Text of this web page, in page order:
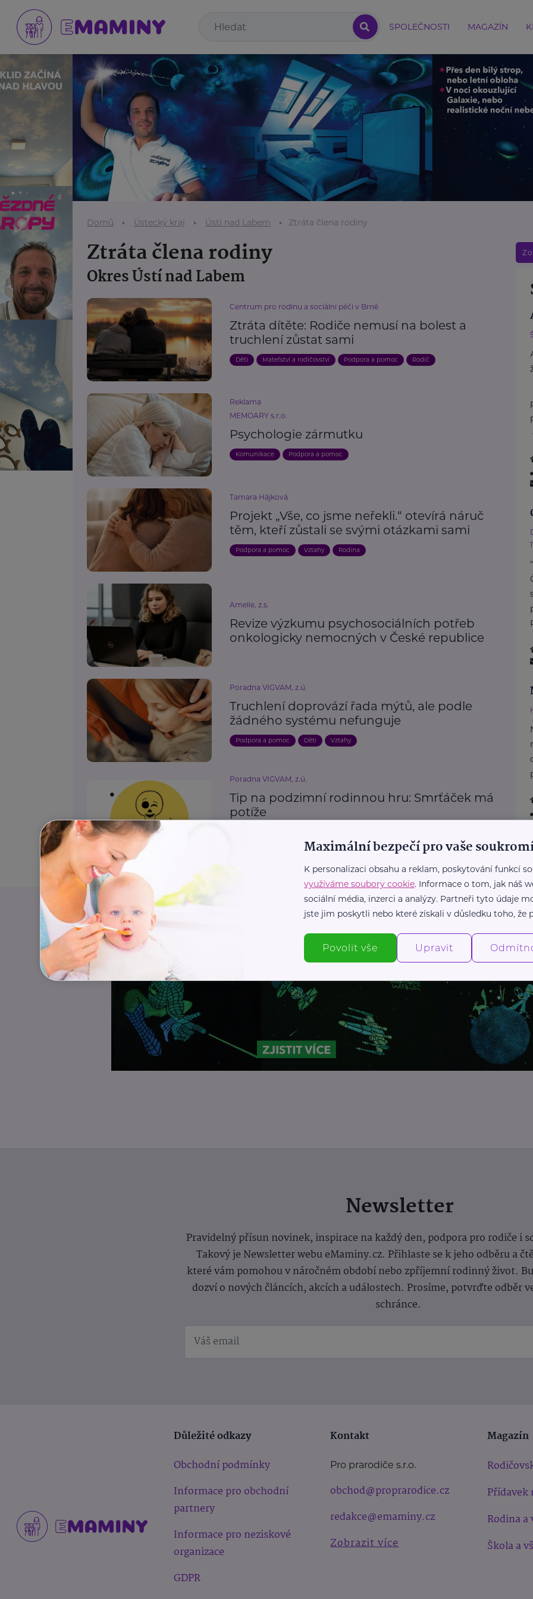
SPOLEČNOSTI MAGAZÍN
Domů Ústecký kraj Ústí nad Labem Ztráta člena rodiny
Ztráta člena rodiny
Okres Ústí nad Labem
Centrum pro rodinu a sociální péči v Brně
Ztráta dítěte: Rodiče nemusí na bolest a
truchlení zůstat sami
Děti Mateřství a rodičovství Podpora a pomoc Rodič
Reklama
MEMOARY s.r.o.
Psychologie zármutku
Komunikace Podpora a pomoc
Tamara Hájková
Projekt „Vše, co jsme neřekli.“ otevírá náruč
těm, kteří zůstali se svými otázkami sami
Podpora a pomoc Vztahy Rodina
Amelie, z.s.
Revize výzkumu psychosociálních potřeb
onkologicky nemocných v České republice
Poradna VIGVAM, z.ú.
Truchlení doprovází řada mýtů, ale podle
žádného systému nefunguje
Podpora a pomoc Děti Vztahy
Poradna VIGVAM, z.ú.
Tip na podzimní rodinnou hru: Smrťáček má
potíže
Výchova dětí
Další články
Newsletter
Pravidelný přísun novinek, inspirace na každý den, podpora pro rodiče i
Takový je Newsletter webu eMaminy.cz. Přihlaste se k jeho odběru a
které vám pomohou v náročném období nebo zpříjemní rodinný život.
dozví o nových článcích, akcích a událostech. Prosíme, potvrďte odběr
schránce.
Důležité odkazy
Obchodní podmínky
Informace pro obchodní
partnery
Informace pro neziskové
organizace
GDPR
Kontakt
Pro prarodiče s.r.o.
obchod@proprarodice.cz
redakce@emaminy.cz
Zobrazit více
Magazín
Přídavek
Rodina a
Škola a
Maximální bezpečí pro vaše
K personalizaci obsahu a reklam, poskytování funkcí
využíváme soubory cookie. Informace o tom, jak náš
sociální média, inzerci a analýzy. Partneři tyto údaje
jste jim poskytli nebo které získali v důsledku toho, že
Povolit vše Upravit